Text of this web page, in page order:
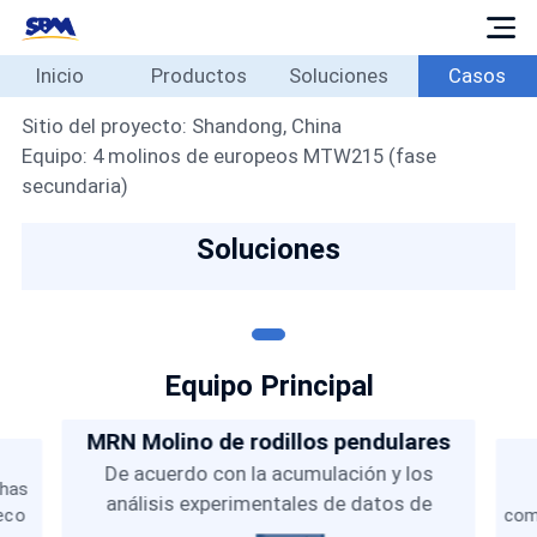
Inicio
Productos
Soluciones
Inicio Productos Soluciones Casos
Sitio del proyecto: Shandong, China
Equipo: 4 molinos de europeos MTW215 (fase
secundaria)
Soluciones
Equipo Principal
MRN Molino de rodillos pendulares
De acuerdo con la acumulación y los
análisis experimentales de datos de